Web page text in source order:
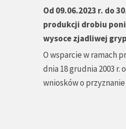
Od 09.06.2023 r. do
produkcji drobiu
wysoce zjadliwej
O wsparcie w ramach
dnia 18 grudnia 2003
wniosków o